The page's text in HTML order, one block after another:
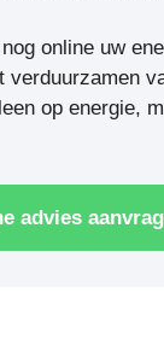
online uw
verduurzamen
op energie,
advies